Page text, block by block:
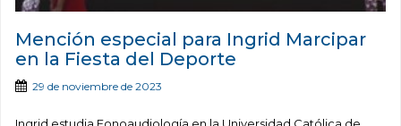
Mención especial para Ingrid Marcipar
en la Fiesta del Deporte
29 de noviembre de 2023